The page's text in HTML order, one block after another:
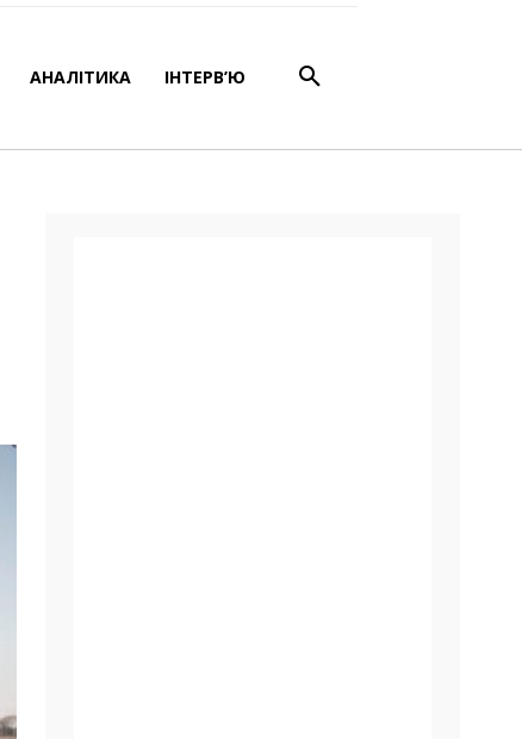
АНАЛІТИКА ІНТЕРВ’Ю